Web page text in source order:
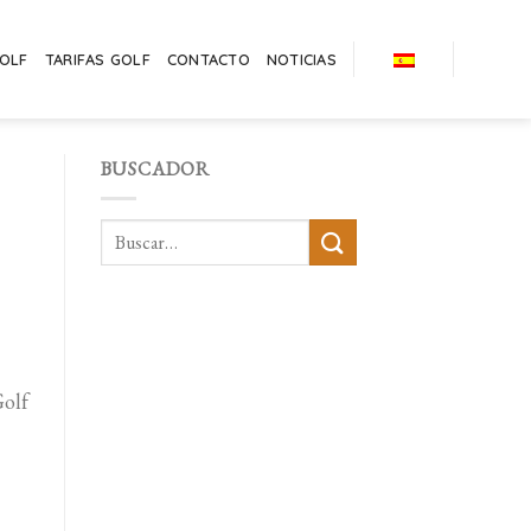
TARIFAS GOLF CONTACTO NOTICIAS
BUSCADOR